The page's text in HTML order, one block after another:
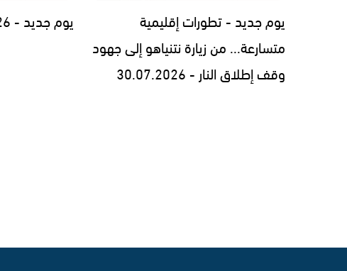
يوم جديد - تطورات إقليمية
متسارعة... من زيارة نتنياهو إلى جهود
وقف إطلاق النار - 30.07.2026
يوم جديد - 28.07.2026 -